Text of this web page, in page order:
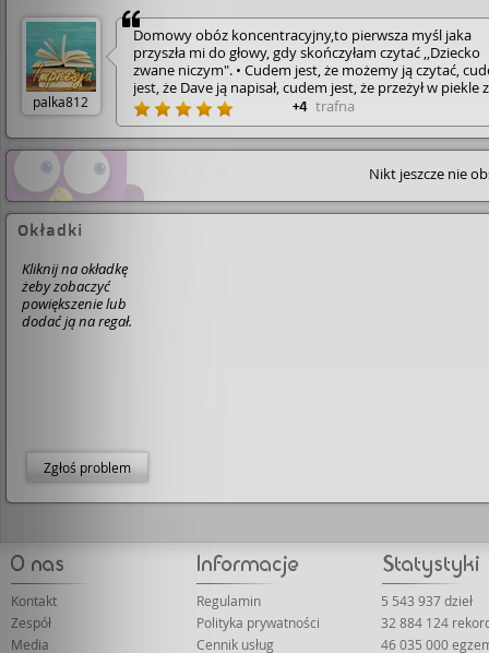
palka812
Domowy obóz koncentracyjny,to pierwsza myśl jaka
przyszła mi do głowy, gdy skończyłam czytać ,,Dziecko
zwane niczym". • Cudem jest, że możemy ją czytać,
jest, że Dave ją napisał, cudem jest, że przeżył w piekle
Ziemi jakie zgotowała mu matka. • Ta książka, to
wstrząsające wspomnienia ofiary przemocy domowej.
Trudno uwierzyć, że człowiek jest w stanie posunąć się
tak brutalnych czynów wobec drugiej istoty ludzkiej,
dziecka, wobec własnego dziecka. Jednak, to okrutna
prawda. Każdemu polecam tę książkę. Myślę, że pod jej
wpływem, człowiek staje się bardziej wrażliwy na los
+4 trafna
Nikt jeszcze nie
Okładki
Kliknij na okładkę
żeby zobaczyć
powiększenie lub
dodać ją na regał.
Zgłoś problem
Kontakt
Zespół
Media
Regulamin
Polityka prywatności
Cennik usług
5 543 937 dzieł
32 884 124
46 035 000